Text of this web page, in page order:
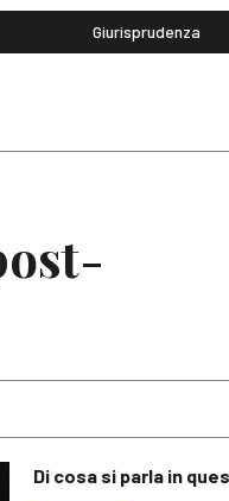
Giurisprudenza
Di cosa si parla in